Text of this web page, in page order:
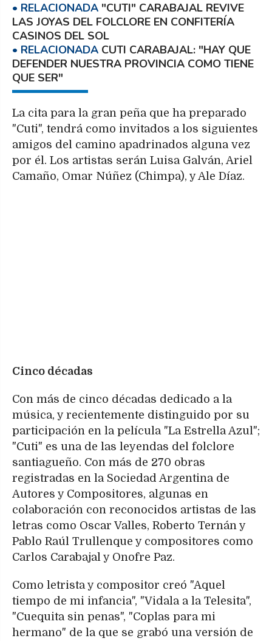
"CUTI" CARABAJAL REVIVE
LAS JOYAS DEL FOLCLORE EN CONFITERÍA
CASINOS DEL SOL
CUTI CARABAJAL: "HAY QUE
DEFENDER NUESTRA PROVINCIA COMO TIENE
QUE SER"
La cita para la gran peña que ha preparado
"Cuti", tendrá como invitados a los siguientes
amigos del camino apadrinados alguna vez
por él. Los artistas serán Luisa Galván, Ariel
Camaño, Omar Núñez (Chimpa), y Ale Díaz.
Cinco décadas
Con más de cinco décadas dedicado a la
música, y recientemente distinguido por su
participación en la película "La Estrella Azul";
"Cuti" es una de las leyendas del folclore
santiagueño. Con más de 270 obras
registradas en la Sociedad Argentina de
Autores y Compositores, algunas en
colaboración con reconocidos artistas de las
letras como Oscar Valles, Roberto Ternán y
Pablo Raúl Trullenque y compositores como
Carlos Carabajal y Onofre Paz.
Como letrista y compositor creó "Aquel
tiempo de mi infancia", "Vidala a la Telesita",
"Cuequita sin penas", "Coplas para mi
hermano" de la que se grabó una versión de